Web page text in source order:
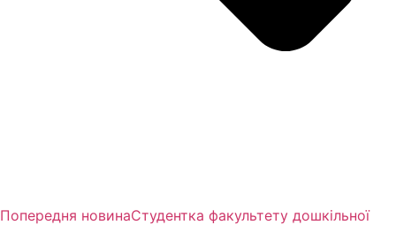
Попередня новинаСтудентка факультету дошкільної